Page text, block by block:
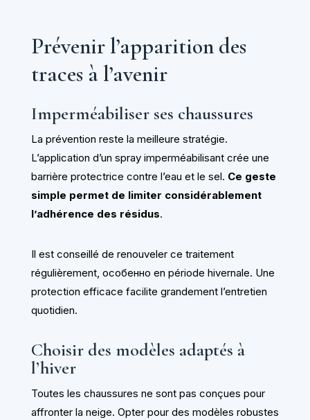
Prévenir l’apparition des
traces à l’avenir
Imperméabiliser ses chaussures
La prévention reste la meilleure stratégie.
L’application d’un spray imperméabilisant crée une
barrière protectrice contre l’eau et le sel. Ce geste
simple permet de limiter considérablement
l’adhérence des résidus.
Il est conseillé de renouveler ce traitement
régulièrement, особенно en période hivernale. Une
protection efficace facilite grandement l’entretien
quotidien.
Choisir des modèles adaptés à
l’hiver
Toutes les chaussures ne sont pas conçues pour
affronter la neige. Opter pour des modèles robustes